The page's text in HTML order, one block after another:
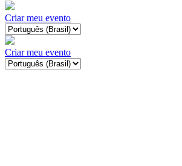
Criar meu evento
Criar meu evento